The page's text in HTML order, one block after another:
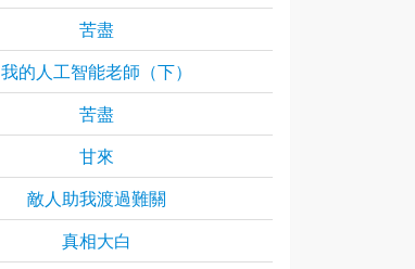
苦盡
我的人工智能老師（下）
苦盡
甘來
敵人助我渡過難關
真相大白